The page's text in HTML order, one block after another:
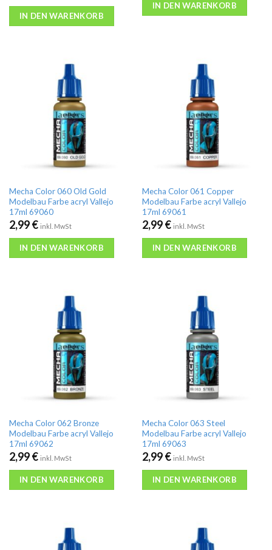
IN DEN WARENKORB
IN DEN WARENKORB
Mecha Color 060 Old Gold
Modelbau Farbe acryl Vallejo
17ml 69060
2,99€ inkl. MwSt
IN DEN WARENKORB
Mecha Color 061 Copper
Modelbau Farbe acryl Vallejo
17ml 69061
2,99€ inkl. MwSt
IN DEN WARENKORB
Mecha Color 062 Bronze
Modelbau Farbe acryl Vallejo
17ml 69062
2,99€ inkl. MwSt
IN DEN WARENKORB
Mecha Color 063 Steel
Modelbau Farbe acryl Vallejo
17ml 69063
2,99€ inkl. MwSt
IN DEN WARENKORB